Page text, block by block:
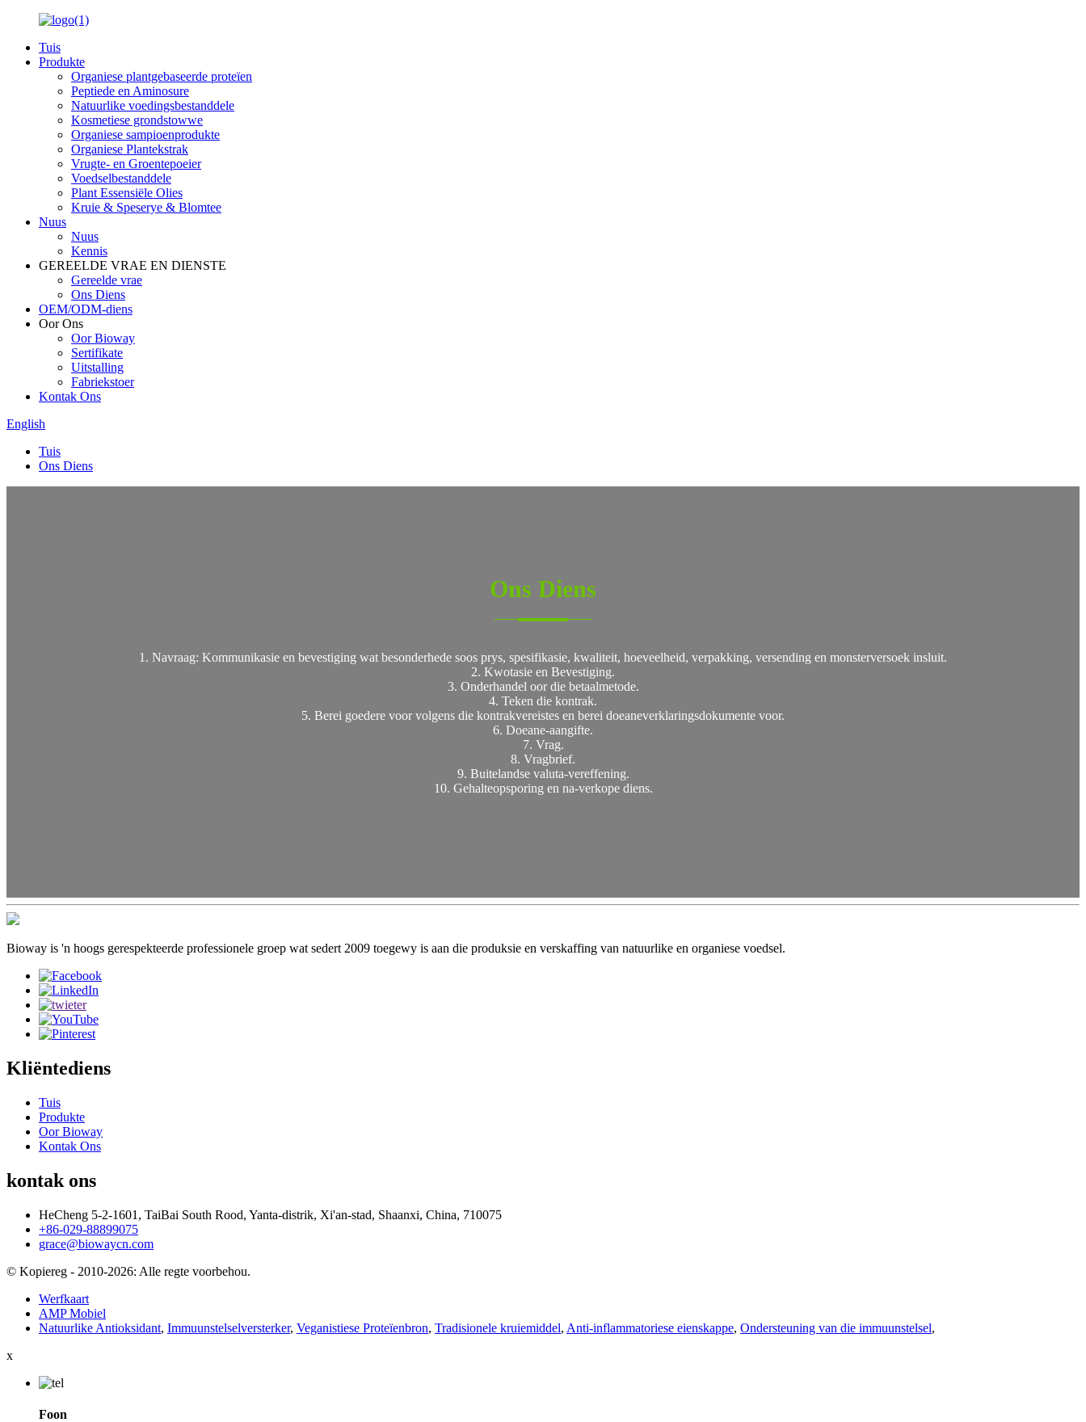
Tuis
Produkte
Organiese plantgebaseerde proteïen
Peptiede en Aminosure
Natuurlike voedingsbestanddele
Kosmetiese grondstowwe
Organiese sampioenprodukte
Organiese Plantekstrak
Vrugte- en Groentepoeier
Voedselbestanddele
Plant Essensiële Olies
Kruie & Speserye & Blomtee
Nuus
Nuus
Kennis
GEREELDE VRAE EN DIENSTE
Gereelde vrae
Ons Diens
OEM/ODM-diens
Oor Ons
Oor Bioway
Sertifikate
Uitstalling
Fabriekstoer
Kontak Ons
English
Tuis
Ons Diens
Ons Diens
1. Navraag: Kommunikasie en bevestiging wat besonderhede soos prys, spesifikasie, kwaliteit, hoeveelheid, verpakking, versending en monsterversoek insluit.
2. Kwotasie en Bevestiging.
3. Onderhandel oor die betaalmetode.
4. Teken die kontrak.
5. Berei goedere voor volgens die kontrakvereistes en berei doeaneverklaringsdokumente voor.
6. Doeane-aangifte.
7. Vrag.
8. Vragbrief.
9. Buitelandse valuta-vereffening.
10. Gehalteopsporing en na-verkope diens.
Bioway is 'n hoogs gerespekteerde professionele groep wat sedert 2009 toegewy is aan die produksie en verskaffing van natuurlike en organiese voedsel.
Kliëntediens
Tuis
Produkte
Oor Bioway
Kontak Ons
kontak ons
HeCheng 5-2-1601, TaiBai South Rood, Yanta-distrik, Xi'an-stad, Shaanxi, China, 710075
+86-029-88899075
grace@biowaycn.com
© Kopiereg - 2010-2026: Alle regte voorbehou.
Werfkaart
AMP Mobiel
Natuurlike Antioksidant, Immuunstelselversterker, Veganistiese Proteïenbron, Tradisionele kruiemiddel, Anti-inflammatoriese eienskappe, Ondersteuning van die immuunstelsel,
x
Foon